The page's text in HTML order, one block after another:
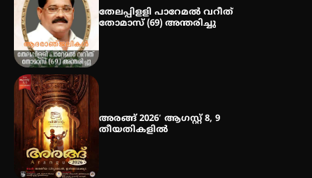
തേലപ്പിളളി പാറേമൽ വറീത്
തോമാസ് (69) അന്തരിച്ചു
അരങ്ങ് 2026′ ആഗസ്റ്റ് 8, 9
തീയതികളിൽ